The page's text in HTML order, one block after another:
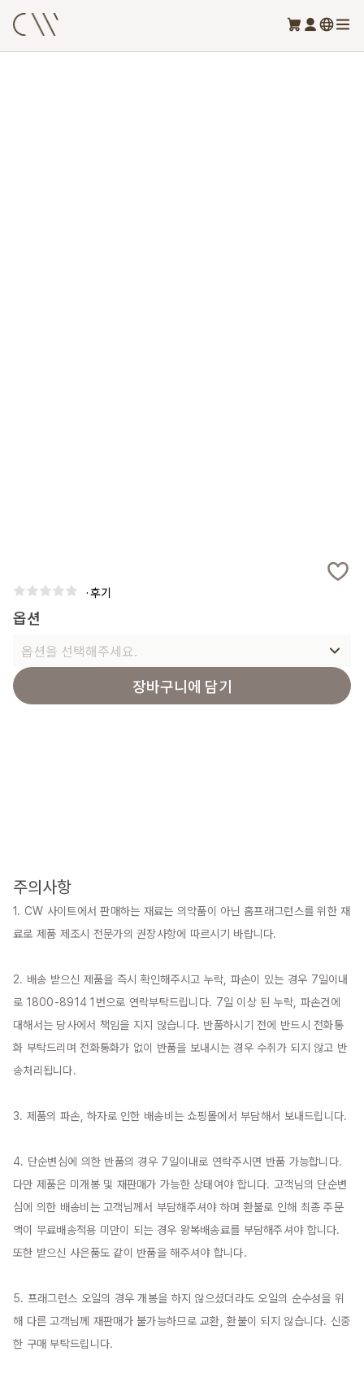
·후기
옵션
옵션을 선택해주세요.
장바구니에 담기
주의사항
1. CW 사이트에서 판매하는 재료는 의약품이 아닌 홈프래그런스를 위한 재
료로 제품 제조시 전문가의 권장사항에 따르시기 바랍니다.
2. 배송 받으신 제품을 즉시 확인해주시고 누락, 파손이 있는 경우 7일이내
로 1800-8914 1번으로 연락부탁드립니다. 7일 이상 된 누락, 파손건에
대해서는 당사에서 책임을 지지 않습니다. 반품하시기 전에 반드시 전화통
화 부탁드리며 전화통화가 없이 반품을 보내시는 경우 수취가 되지 않고 반
송처리됩니다.
3. 제품의 파손, 하자로 인한 배송비는 쇼핑몰에서 부담해서 보내드립니다.
4. 단순변심에 의한 반품의 경우 7일이내로 연락주시면 반품 가능합니다.
다만 제품은 미개봉 및 재판매가 가능한 상태여야 합니다. 고객님의 단순변
심에 의한 배송비는 고객님께서 부담해주셔야 하며 환불로 인해 최종 주문
액이 무료배송적용 미만이 되는 경우 왕복배송료를 부담해주셔야 합니다.
또한 받으신 사은품도 같이 반품을 해주셔야 합니다.
5. 프래그런스 오일의 경우 개봉을 하지 않으셨더라도 오일의 순수성을 위
해 다른 고객님께 재판매가 불가능하므로 교환, 환불이 되지 않습니다. 신중
한 구매 부탁드립니다.